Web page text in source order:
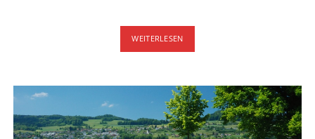
WEITERLESENZÜRICH
–
GREIFENSEE,
PFÄFFIKER
SEE,
HALLWILER